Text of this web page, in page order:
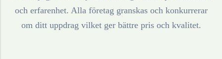
och erfarenhet. Alla företag granskas och konkurrerar
om ditt uppdrag vilket ger bättre pris och kvalitet.